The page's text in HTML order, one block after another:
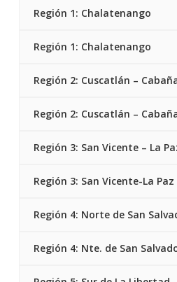
Región 1: Chalatenango
Región 1: Chalatenango
Región 2: Cuscatlán –
Región 2: Cuscatlán –
Región 3: San Vicente – La
Región 3: San Vicente-La Paz
Región 4: Norte de San
Región 4: Nte. de San